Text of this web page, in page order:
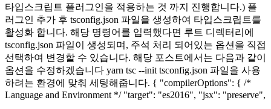
타입스크립트 플러그인을 적용하는 것 까지 진행합니다.) 플
러그인 추가 후 tsconfig.json 파일을 생성하여 타입스크립트를
활성화 합니다. 해당 명령어를 입력했다면 루트 디렉터리에
tsconfig.json 파일이 생성되며, 주석 처리 되어있는 옵션을 직접
선택하여 변경할 수 있습니다. 해당 포스트에서는 다음과 같이
옵션을 수정하겠습니다 yarn tsc --init tsconfig.json 파일을 사용
하려는 환경에 맞춰 세팅해줍니다. { "compilerOptions": { /*
Language and Environment */ "target": "es2016", "jsx": "preserve",